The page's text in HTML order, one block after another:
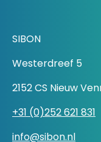
SIBON
Westerdreef 5
2152 CS Nieuw
+31 (0)252 621 831
info@sibon.nl